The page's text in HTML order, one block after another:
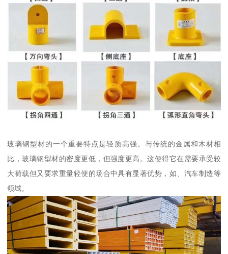
玻璃钢型材的一个重要特点是轻质高强。与传统的金属和木材相
比，玻璃钢型材的密度更低，但强度更高。这使得它在需要承受较
大荷载但又要求重量轻便的场合中具有显著优势，如、汽车制造等
领域。